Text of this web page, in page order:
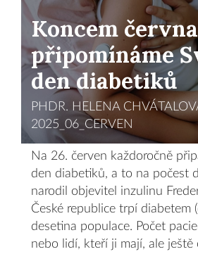
Koncem
připomínáme
den diabetiků
PHDR. HELENA
2025_06_CERVEN
Na 26. červen každoročně
den diabetiků, a to na počest
narodil objevitel inzulinu
České republice trpí diabetem
desetina populace. Počet
nebo lidí, kteří ji mají, ale ještě